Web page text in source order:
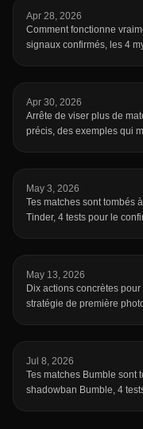
Apr 28, 2026
Comment fonctionne
signaux confirmés, les 4
Apr 30, 2026
Arrête de viser plus de
précis, des exemples qui
May 3, 2026
Tes matches sont tombés
Tinder, 4 tests pour le
May 13, 2026
Dix actions concrètes
stratégie de première
Jul 8, 2026
Tes matches Bumble sont
shadowban Bumble, 4